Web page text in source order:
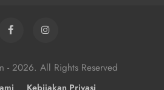
- 2026. All Rights Reserved
Kebijakan Privasi